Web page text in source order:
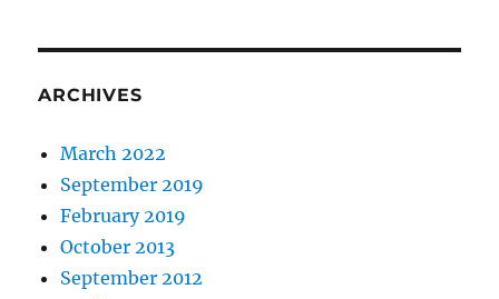
ARCHIVES
March 2022
September 2019
February 2019
October 2013
September 2012